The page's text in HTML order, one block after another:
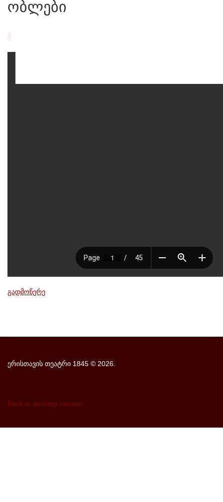
ობლები
გადმოწერე
ერისთავის თეატრი 1845 © 2026.
Back to desktop version